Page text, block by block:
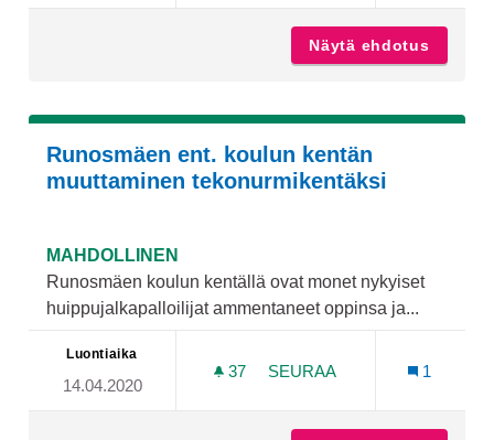
Näytä ehdotus
Runosmäen ent. koulun kentän
muuttaminen tekonurmikentäksi
MAHDOLLINEN
Runosmäen koulun kentällä ovat monet nykyiset
huippujalkapalloilijat ammentaneet oppinsa ja...
Luontiaika
14.04.2020
37 37 SEURAAJAA
SEURAA
1